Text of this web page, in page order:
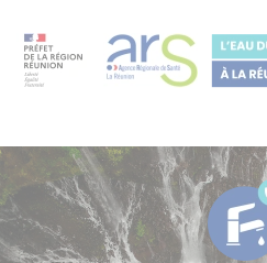
au contenu
Accéder au moteur de recherche